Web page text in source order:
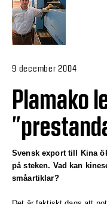
9 december 2004
Plamako
Svensk export till Kina
på steken. Vad kan
småartiklar?